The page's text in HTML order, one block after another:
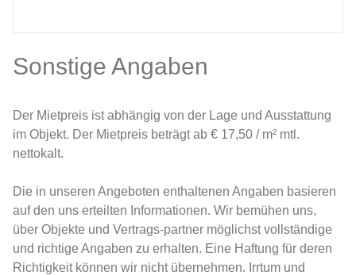
Sonstige Angaben
Der Mietpreis ist abhängig von der Lage und Ausstattung
im Objekt. Der Mietpreis beträgt ab € 17,50 / m² mtl.
nettokalt.
Die in unseren Angeboten enthaltenen Angaben basieren
auf den uns erteilten Informationen. Wir bemühen uns,
über Objekte und Vertrags-partner möglichst vollständige
und richtige Angaben zu erhalten. Eine Haftung für deren
Richtigkeit können wir nicht übernehmen. Irrtum und